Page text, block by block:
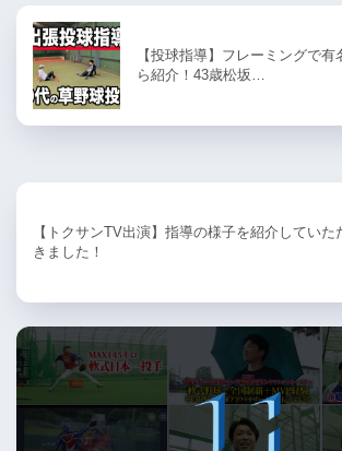
【投球指導】フレーミングで
ら紹介！43歳松坂…
【トクサンTV出演】指導の様子を紹介していた
きました！